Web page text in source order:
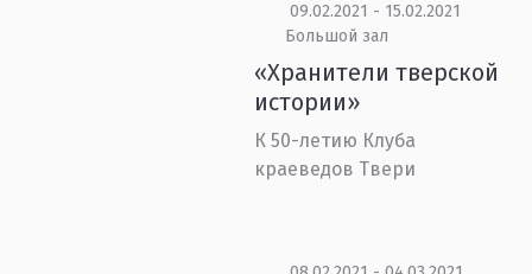
09.02.2021 - 15.02.2021
Большой зал
«Хранители тверской
истории»
К 50-летию Клуба
краеведов Твери